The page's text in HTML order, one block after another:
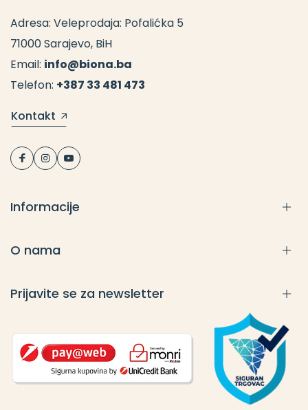
Adresa: Veleprodaja: Pofalićka 5
71000 Sarajevo, BiH
Email: info@biona.ba
Telefon: +387 33 481 473
Kontakt
Informacije
O nama
Prijavite se za newsletter